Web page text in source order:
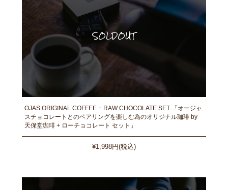
OJAS ORIGINAL COFFEE + RAW CHOCOLATE SET 「オージャ
スチョコレートとのペアリングを楽しむ為のオリジナル珈琲 by
天保堂珈琲 + ローチョコレート セット」
¥1,998円(税込)